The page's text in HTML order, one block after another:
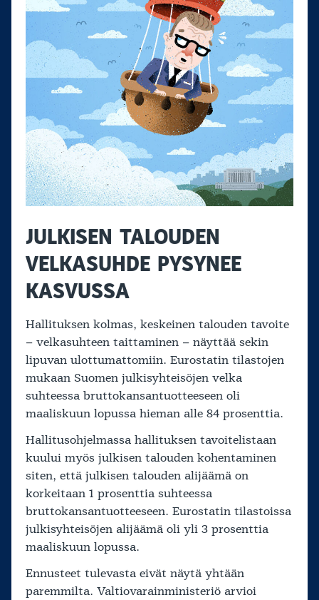
JULKISEN TALOUDEN
VELKASUHDE PYSYNEE
KASVUSSA
Hallituksen kolmas, keskeinen talouden tavoite
– velkasuhteen taittaminen – näyttää sekin
lipuvan ulottumattomiin. Eurostatin tilastojen
mukaan Suomen julkisyhteisöjen velka
suhteessa bruttokansantuotteeseen oli
maaliskuun lopussa hieman alle 84 prosenttia.
Hallitusohjelmassa hallituksen tavoitelistaan
kuului myös julkisen talouden kohentaminen
siten, että julkisen talouden alijäämä on
korkeitaan 1 prosenttia suhteessa
bruttokansantuotteeseen. Eurostatin tilastoissa
julkisyhteisöjen alijäämä oli yli 3 prosenttia
maaliskuun lopussa.
Ennusteet tulevasta eivät näytä yhtään
paremmilta. Valtiovarainministeriö arvioi